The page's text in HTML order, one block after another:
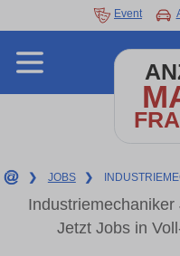
Event
❯ JOBS ❯
Jetzt Jobs in